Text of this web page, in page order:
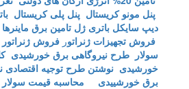
پنل مونو کریستال پنل پلی کریستال
دیپ سایکل باتری ژل تامین برق
فروش تجهیزات ژنراتور فروش ژنراتور
سولار طرح نیروگاهی برق خورشیدی
خورشیدی نوشتن طرح توجیه اقتصادی
برق خورشییدی
محاسبه قیمت سولار